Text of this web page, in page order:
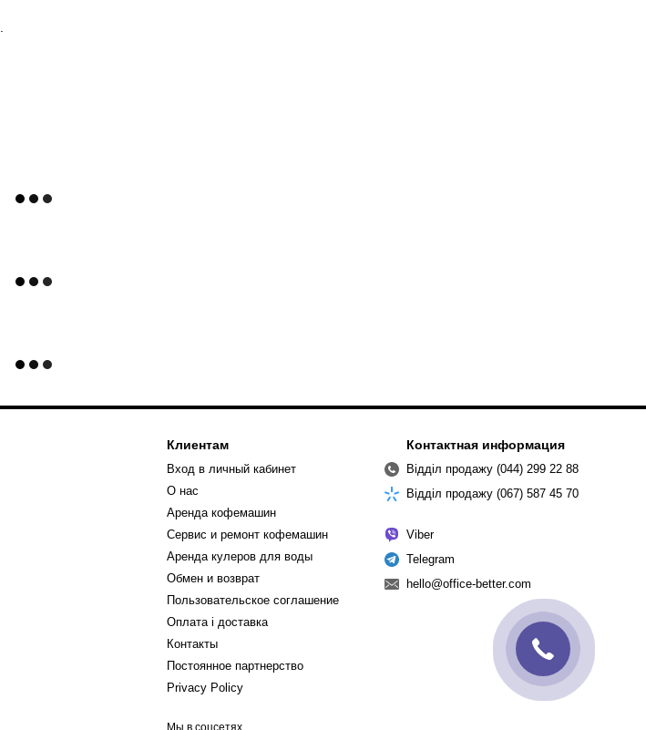
Клиентам
Вход в личный кабинет
О нас
Аренда кофемашин
Сервис и ремонт кофемашин
Аренда кулеров для воды
Обмен и возврат
Пользовательское соглашение
Оплата і доставка
Контакты
Постоянное партнерство
Privacy Policy
Мы в соцсетях
Контактная информация
Відділ продажу (044) 299 22 88
Відділ продажу (067) 587 45 70
Viber
Telegram
hello@office-better.com